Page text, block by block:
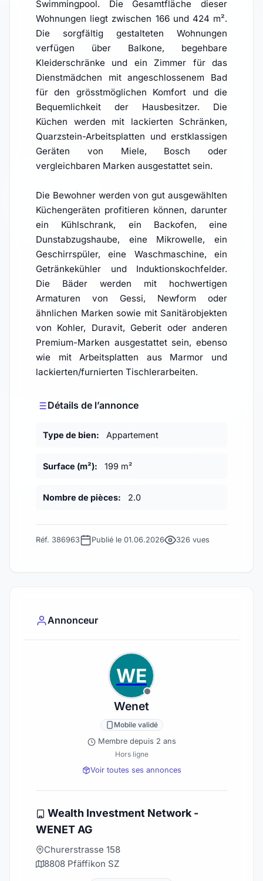
Swimmingpool. Die Gesamtfläche dieser
Wohnungen liegt zwischen 166 und 424 m².
Die sorgfältig gestalteten Wohnungen
verfügen über Balkone, begehbare
Kleiderschränke und ein Zimmer für das
Dienstmädchen mit angeschlossenem Bad
für den grösstmöglichen Komfort und die
Bequemlichkeit der Hausbesitzer. Die
Küchen werden mit lackierten Schränken,
Quarzstein-Arbeitsplatten und erstklassigen
Geräten von Miele, Bosch oder
vergleichbaren Marken ausgestattet sein.
Die Bewohner werden von gut ausgewählten
Küchengeräten profitieren können, darunter
ein Kühlschrank, ein Backofen, eine
Dunstabzugshaube, eine Mikrowelle, ein
Geschirrspüler, eine Waschmaschine, ein
Getränkekühler und Induktionskochfelder.
Die Bäder werden mit hochwertigen
Armaturen von Gessi, Newform oder
ähnlichen Marken sowie mit Sanitärobjekten
von Kohler, Duravit, Geberit oder anderen
Premium-Marken ausgestattet sein, ebenso
wie mit Arbeitsplatten aus Marmor und
lackierten/furnierten Tischlerarbeiten.
Détails de l’annonce
Type de bien: Appartement
Surface (m²): 199 m²
Nombre de pièces: 2.0
Réf. 386963 Publié le 01.06.2026 326 vues
Annonceur
WE
Wenet
Mobile validé
Membre depuis 2 ans
Hors ligne
Voir toutes ses annonces
Wealth Investment Network -
WENET AG
Churerstrasse 158
8808 Pfäffikon SZ